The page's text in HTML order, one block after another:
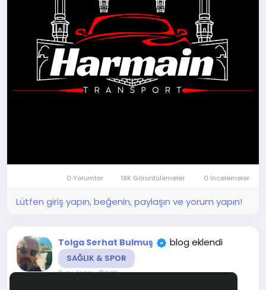
0 Yorumlar 18K Görüntülemeler 0 İncelemeler
Lütfen giriş yapın, beğenin, paylaşın ve yorum yapın!
Tolga Serhat Bulmuş blog eklendi
SAĞLIK & SPOR
6 ay önce-Çeviri-